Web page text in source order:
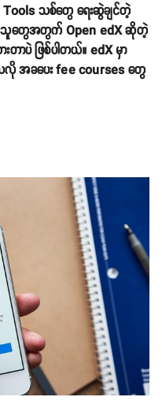
သစ်တွေ ရေးဆွဲချင်တဲ့
ျင်သူတွေအတွက် Open edX ဆိုတဲ့
ာပဲ ဖြစ်ပါတယ်။ edX မှာ
အခပေး fee courses တွေ